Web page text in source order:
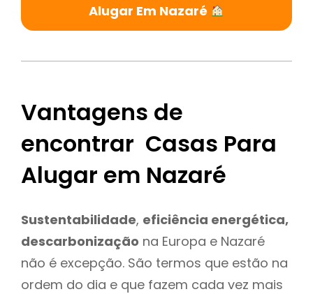
Alugar Em Nazaré
Vantagens de
encontrar Casas Para
Alugar em Nazaré
Sustentabilidade, eficiência energética,
descarbonização na Europa e Nazaré
não é excepção. São termos que estão na
ordem do dia e que fazem cada vez mais